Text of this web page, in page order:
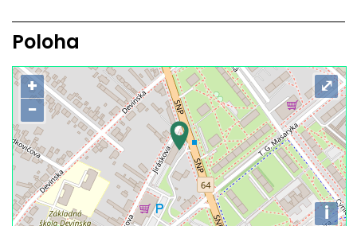
Poloha
+
−
i
⤢